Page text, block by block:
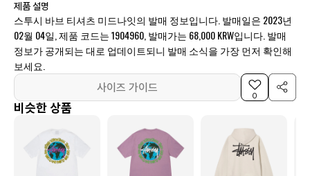
제품 설명
스투시 바브 티셔츠 미드나잇의 발매 정보입니다. 발매일은 2023년
02월 04일, 제품 코드는 1904960, 발매가는 68,000 KRW입니다. 발매
정보가 공개되는 대로 업데이트되니 발매 소식을 가장 먼저 확인해
보세요.
사이즈 가이드
0
비슷한 상품